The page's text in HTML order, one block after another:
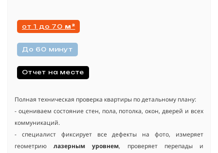
от 1 до 70 м²
До 60 минут
Отчет на месте
Полная техническая проверка квартиры по детальному плану:
- оцениваем состояние стен, пола, потолка, окон, дверей и всех
коммуникаций.
- специалист фиксирует все дефекты на фото, измеряет
геометрию
лазерным уровнем, проверяет перепады и